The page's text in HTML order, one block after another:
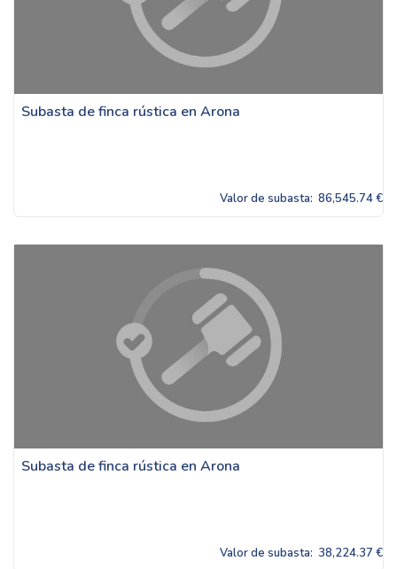
Subasta de finca rústica en Arona
Valor de subasta: 86,545.74 €
Subasta de finca rústica en Arona
Valor de subasta: 38,224.37 €